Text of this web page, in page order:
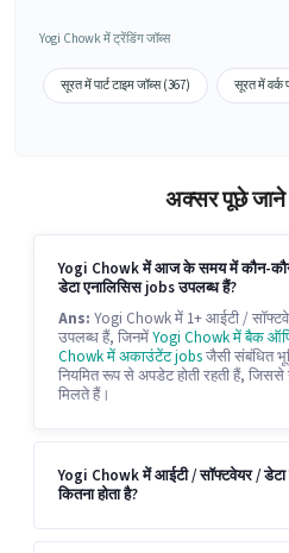
Yogi Chowk में ट्रेंडिंग जॉब्स
सूरत में पार्ट टाइम जॉब्स (367) सूरत में वर्क
अक्सर पूछे जाने
Yogi Chowk में आज के समय में कौन-
डेटा एनालिसिस jobs उपलब्ध हैं?
Ans: Yogi Chowk में 1+ आईटी /
उपलब्ध हैं, जिनमेंYogi Chowk में बैक
Chowk में अकाउंटेंट jobsजैसी संबंधित
नियमित रूप से अपडेट होती रहती हैं, जिससे
मिलते हैं।
Yogi Chowk में आईटी / सॉफ्टवेयर /
कितना होता है?